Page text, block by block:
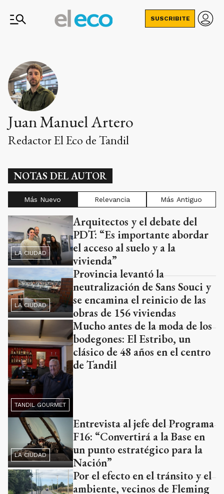
SUSCRIBITE
Juan Manuel Artero
Redactor El Eco de Tandil
NOTAS DEL AUTOR
Más Nuevo Relevancia Más Antiguo
LA CIUDAD
Arquitectos y el debate del
PDT: “Es importante abordar
el acceso al suelo y a la
vivienda”
LA CIUDAD
Provincia levantó la
neutralización de Sans Souci y
se encamina el reinicio de las
obras de 156 viviendas
TANDIL GOURMET
Mucho antes de la moda de los
bodegones: El Estribo, un
clásico de 48 años en el centro
de Tandil
LA CIUDAD
Entrevista al jefe del Programa
F16: “Convertirá a la Base en
un punto estratégico para la
Nación”
Por el efecto en el tránsito y el
ambiente, vecinos de Fleming